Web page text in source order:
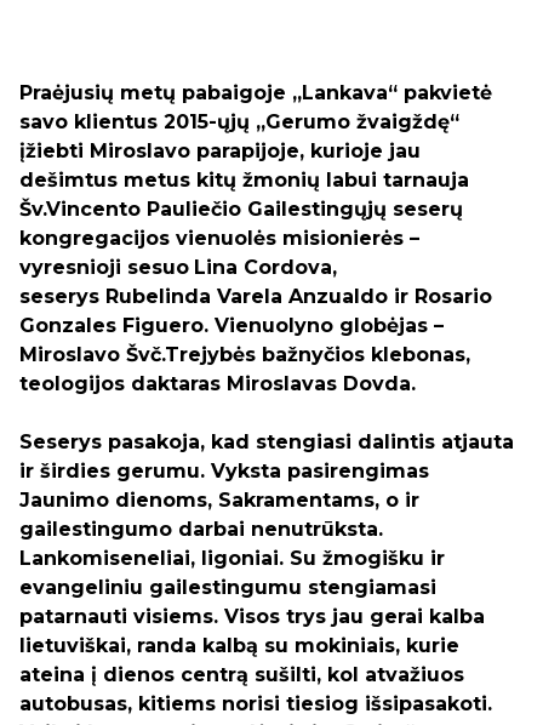
Praėjusių metų pabaigoje „Lankava“ pakvietė
savo klientus 2015-ųjų „Gerumo žvaigždę“
įžiebti Miroslavo parapijoje, kurioje jau
dešimtus metus kitų žmonių labui tarnauja
Šv.Vincento Pauliečio Gailestingųjų seserų
kongregacijos vienuolės misionierės –
vyresnioji sesuo Lina Cordova,
seserys Rubelinda Varela Anzualdo ir Rosario
Gonzales Figuero. Vienuolyno globėjas –
Miroslavo Švč.Trejybės bažnyčios klebonas,
teologijos daktaras Miroslavas Dovda.
Seserys pasakoja, kad stengiasi dalintis atjauta
ir širdies gerumu. Vyksta pasirengimas
Jaunimo dienoms, Sakramentams, o ir
gailestingumo darbai nenutrūksta.
Lankomiseneliai, ligoniai. Su žmogišku ir
evangeliniu gailestingumu stengiamasi
patarnauti visiems. Visos trys jau gerai kalba
lietuviškai, randa kalbą su mokiniais, kurie
ateina į dienos centrą sušilti, kol atvažiuos
autobusas, kitiems norisi tiesiog išsipasakoti.